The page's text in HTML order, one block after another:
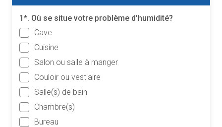
1*. Où se situe votre problème d'humidité?
Cave
Cuisine
Salon ou salle à manger
Couloir ou vestiaire
Salle(s) de bain
Chambre(s)
Bureau